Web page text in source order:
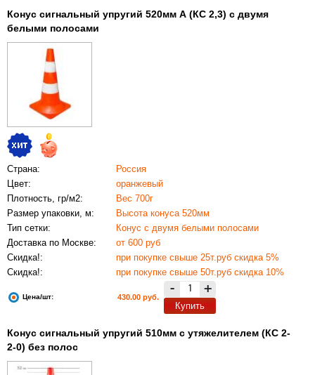
Конус сигнальный упругий 520мм А (КС 2,3) с двумя
белыми полосами
Страна:
Россия
Цвет:
оранжевый
Плотность, гр/м2:
Вес 700г
Размер упаковки, м:
Высота конуса 520мм
Тип сетки:
Конус с двумя белыми полосами
Доставка по Москве:
от 600 руб
Скидка!:
при покупке свыше 25т.руб скидка 5%
Скидка!:
при покупке свыше 50т.руб скидка 10%
Цена/шт: 430.00 руб.
- +
Купить
Конус сигнальный упругий 510мм с утяжелителем (КС 2-
2-0) без полос